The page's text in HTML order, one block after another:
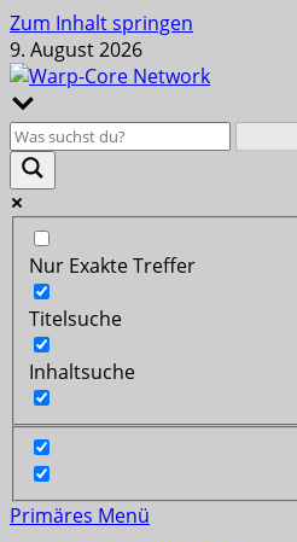
Zum Inhalt springen
9. August 2026
Nur Exakte Treffer
Titelsuche
Inhaltsuche
Primäres Menü